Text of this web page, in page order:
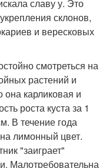
славу у. Это
склонов,
и вересковых
смотреться на
растений и
она карликовая и
роста куста за 1
В течение года
лимонный цвет.
"заиграет"
Малотребовательна